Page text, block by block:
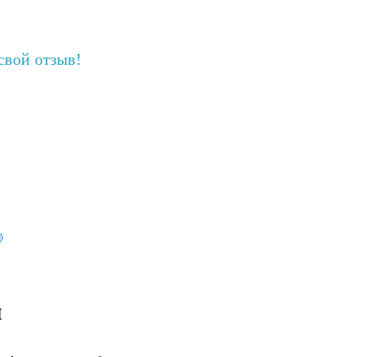
отзыв!